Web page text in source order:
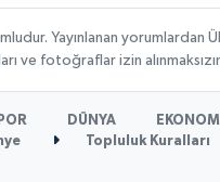
Yayınlanan yorumlardan
ve fotoğraflar izin
DÜNYA EKONOMİ
Topluluk Kuralları